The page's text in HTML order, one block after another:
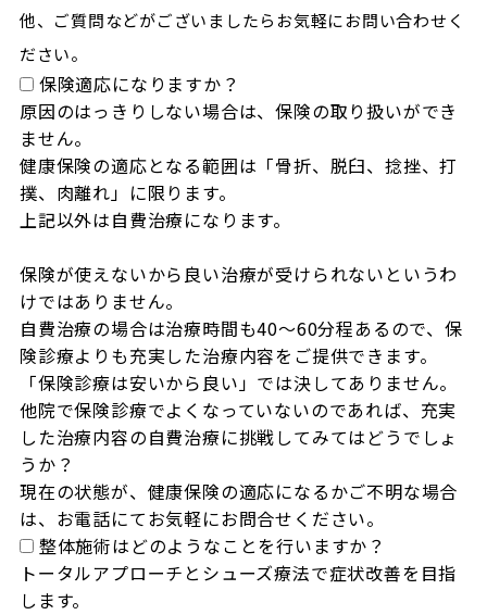
他、ご質問などがございましたらお気軽にお問い合わせく
ださい。
保険適応になりますか？
原因のはっきりしない場合は、保険の取り扱いができ
ません。
健康保険の適応となる範囲は「骨折、脱臼、捻挫、打
撲、肉離れ」に限ります。
上記以外は自費治療になります。
保険が使えないから良い治療が受けられないというわ
けではありません。
自費治療の場合は治療時間も40～60分程あるので、保
険診療よりも充実した治療内容をご提供できます。
「保険診療は安いから良い」では決してありません。
他院で保険診療でよくなっていないのであれば、充実
した治療内容の自費治療に挑戦してみてはどうでしょ
うか？
現在の状態が、健康保険の適応になるかご不明な場合
は、お電話にてお気軽にお問合せください。
整体施術はどのようなことを行いますか？
トータルアプローチとシューズ療法で症状改善を目指
します。